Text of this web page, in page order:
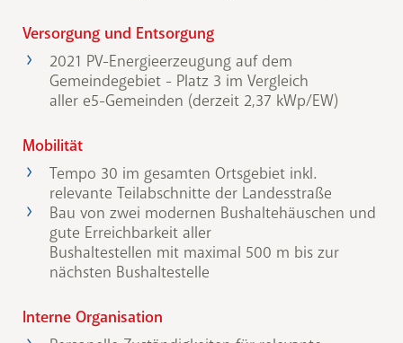
Versorgung und Entsorgung
2021 PV-Energieerzeugung auf dem
Gemeindegebiet - Platz 3 im Vergleich
aller e5-Gemeinden (derzeit 2,37 kWp/EW)
Mobilität
Tempo 30 im gesamten Ortsgebiet inkl.
relevante Teilabschnitte der Landesstraße
Bau von zwei modernen Bushaltehäuschen und
gute Erreichbarkeit aller
Bushaltestellen mit maximal 500 m bis zur
nächsten Bushaltestelle
Interne Organisation